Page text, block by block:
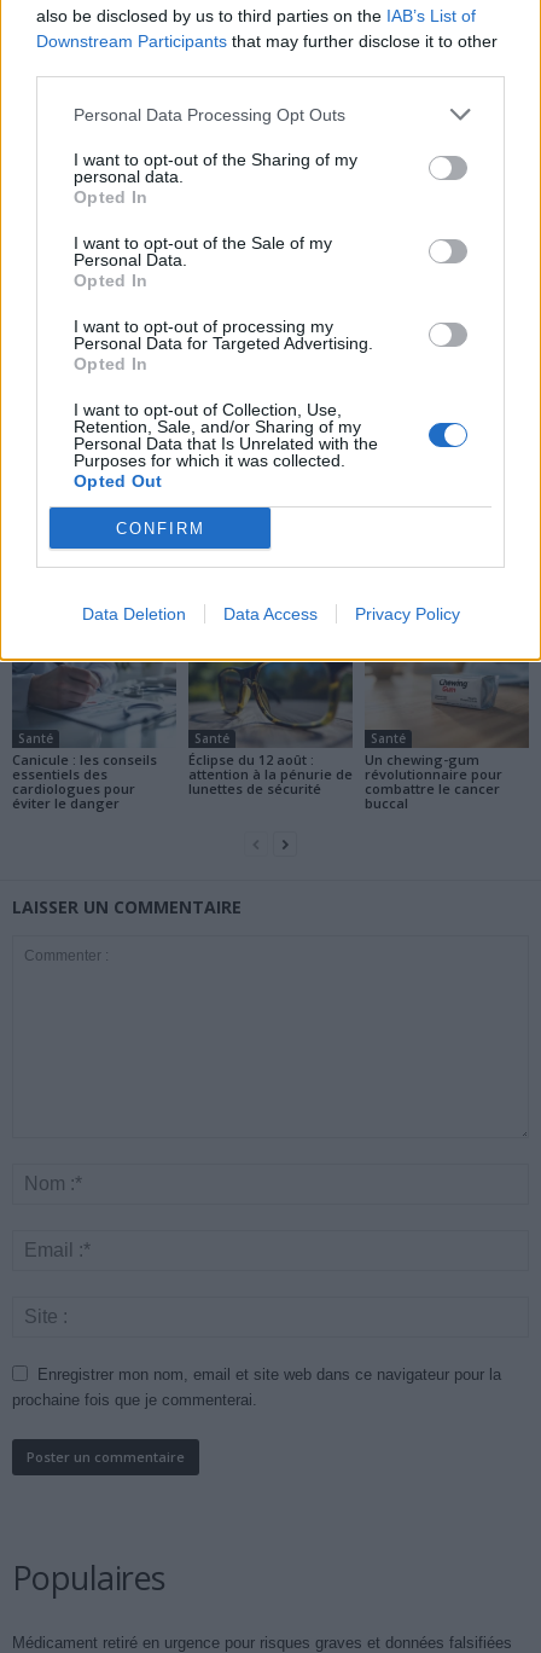
also be disclosed by us to third parties on the IAB’s List of
Downstream Participants that may further disclose it to other
Personal Data Processing Opt Outs
I want to opt-out of the Sharing of my
personal data.
Opted In
I want to opt-out of the Sale of my
Personal Data.
Opted In
I want to opt-out of processing my
Personal Data for Targeted Advertising.
Opted In
I want to opt-out of Collection, Use,
Retention, Sale, and/or Sharing of my
Personal Data that Is Unrelated with the
Purposes for which it was collected.
Opted Out
CONFIRM
Data Deletion Data Access Privacy Policy
circulation sanguine.
Découvrez combien de
minutes marcher après le
parfaite
Transformez vos marches
astuces
Santé
Canicule : les conseils
essentiels des
cardiologues pour
éviter le danger
Santé
Éclipse du 12 août :
attention à la pénurie de
lunettes de sécurité
Santé
Un chewing-gum
révolutionnaire pour
combattre le cancer
buccal
LAISSER UN COMMENTAIRE
Enregistrer mon nom, email et site web dans ce navigateur pour la
prochaine fois que je commenterai.
Populaires
Médicament retiré en urgence pour risques graves et données falsifiées